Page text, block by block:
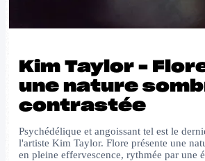
Kim Taylor –
une nature
contrastée
Psychédélique et angoissant tel est le
l'artiste Kim Taylor. Flore présente une
en pleine effervescence, rythmée par une